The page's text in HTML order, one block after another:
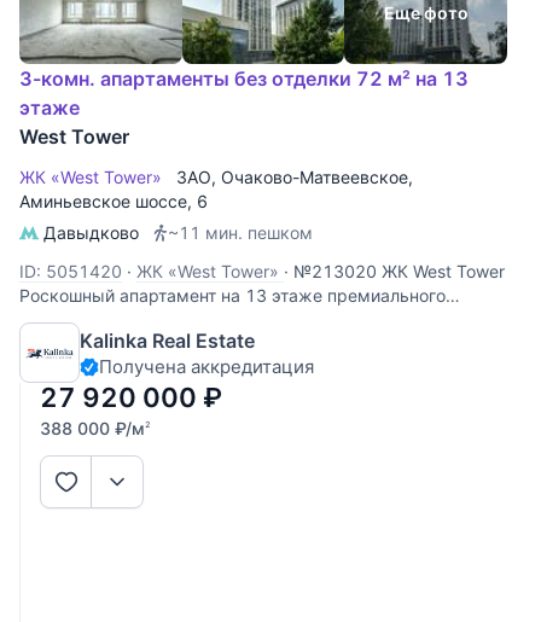
Еще фото
3-комн. апартаменты без отделки 72 м² на 13
этаже
West Tower
ЖК «West Tower» ЗАО, Очаково-Матвеевское,
Аминьевское шоссе, 6
Давыдково
~11 мин. пешком
ID: 5051420 · ЖК «West Tower» · №213020 ЖК West Tower
Роскошный апартамент на 13 этаже премиального
комплекса West Tower. Этот объект идеально подходит для
личного проживания или сдачи в аренду с высокой
доходностью. Панорамные виды: высокий 13 этаж
открывает захватывающий
Kalinka Real Estate
Получена аккредитация
27 920 000 ₽
388 000 ₽/м2